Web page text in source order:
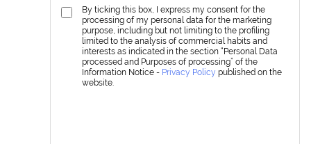
By ticking this box, I express my consent for the
processing of my personal data for the marketing
purpose, including but not limiting to the profiling
limited to the analysis of commercial habits and
interests as indicated in the section “Personal Data
processed and Purposes of processing” of the
Information Notice - Privacy Policy published on the
website.